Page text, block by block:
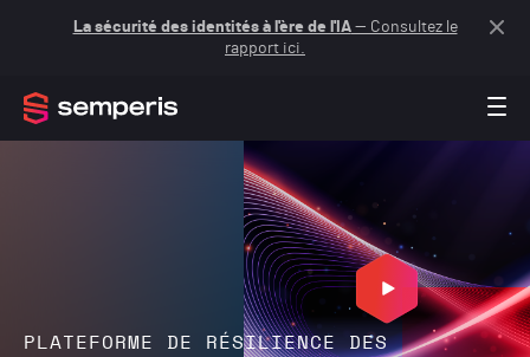
La sécurité des identités à l'ère de l'IA— Consultez le
rapport ici.
PLATEFORME DE RÉSILIENCE DES